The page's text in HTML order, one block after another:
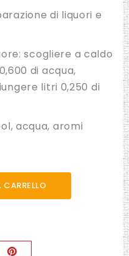
di liquori e
scogliere a caldo
di acqua,
litri 0,250 di
acqua, aromi